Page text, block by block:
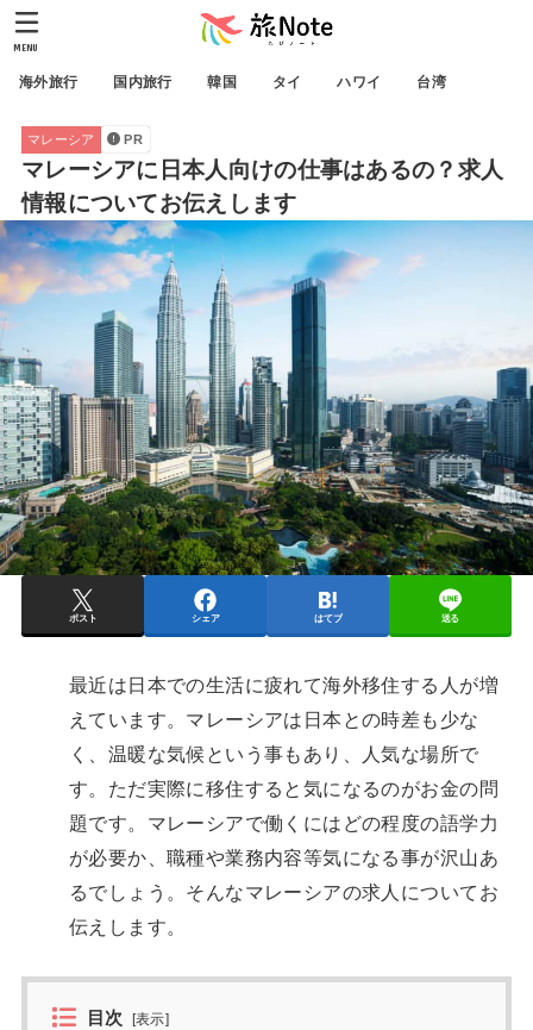
海外旅行 国内旅行 韓国 タイ ハワイ 台湾
MENU
マレーシア PR
マレーシアに日本人向けの仕事はあるの？求人
情報についてお伝えします
ポスト シェア はてブ 送る
最近は日本での生活に疲れて海外移住する人が増
えています。マレーシアは日本との時差も少な
く、温暖な気候という事もあり、人気な場所で
す。ただ実際に移住すると気になるのがお金の問
題です。マレーシアで働くにはどの程度の語学力
が必要か、職種や業務内容等気になる事が沢山あ
るでしょう。そんなマレーシアの求人についてお
伝えします。
目次 [表示]